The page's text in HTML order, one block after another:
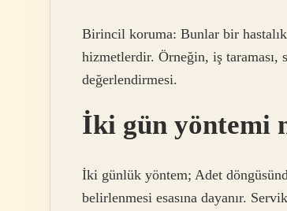
Birincil koruma: Bunlar bir hastalık
hizmetlerdir. Örneğin, iş taraması,
değerlendirmesi.
İki gün yöntemi
İki günlük yöntem; Adet
belirlenmesi esasına dayanır.